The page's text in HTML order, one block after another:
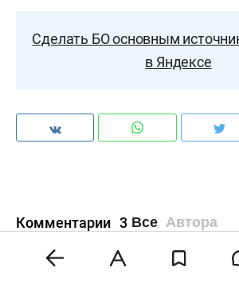
Сделать БО основным
в Яндексе
Комментарии 3 Все Автора